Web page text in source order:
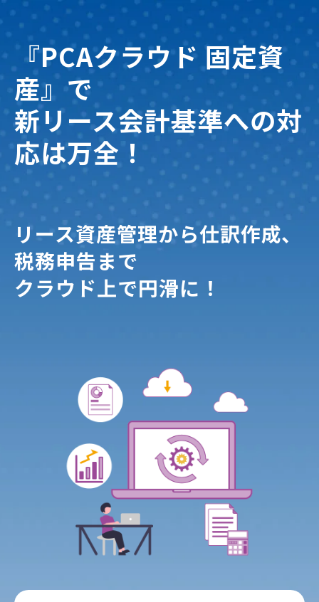
『PCAクラウド 固定資
産』で
新リース会計基準への対
応は万全！
リース資産管理から仕訳作成、
税務申告まで
クラウド上で円滑に！